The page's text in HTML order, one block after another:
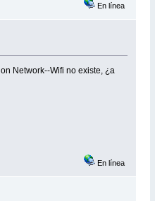
En línea
Network--Wifi no existe, ¿a
En línea